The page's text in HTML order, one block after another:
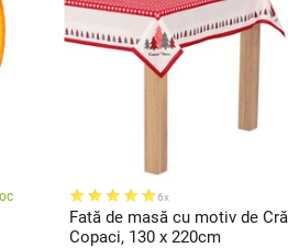
6x
Fată de masă cu motiv de
Copaci, 130 x 220cm